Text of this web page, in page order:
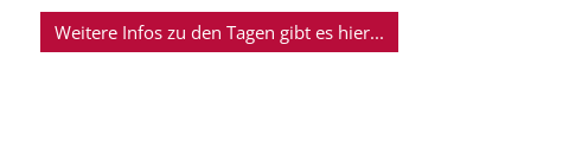
Weitere Infos zu den Tagen gibt es hier...